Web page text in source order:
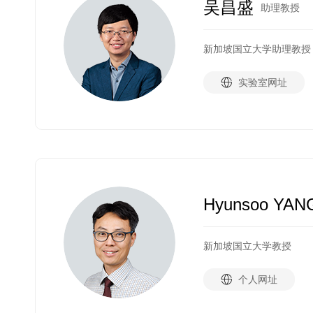
吴昌盛 助理教授
新加坡国立大学助理教授
实验室网址
Hyunsoo
新加坡国立大学教授
个人网址